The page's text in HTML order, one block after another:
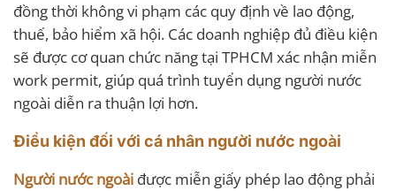
đồng thời không vi phạm các quy định về lao động,
thuế, bảo hiểm xã hội. Các doanh nghiệp đủ điều kiện
sẽ được cơ quan chức năng tại TPHCM xác nhận miễn
work permit, giúp quá trình tuyển dụng người nước
ngoài diễn ra thuận lợi hơn.
Điều kiện đối với cá nhân người nước ngoài
Người nước ngoài được miễn giấy phép lao động phải